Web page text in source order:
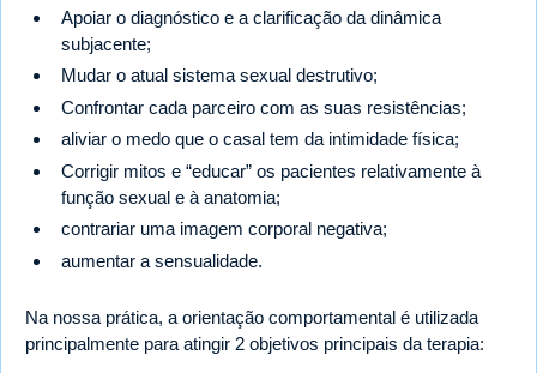
Apoiar o diagnóstico e a clarificação da dinâmica
subjacente;
Mudar o atual sistema sexual destrutivo;
Confrontar cada parceiro com as suas resistências;
aliviar o medo que o casal tem da intimidade física;
Corrigir mitos e “educar” os pacientes relativamente à
função sexual e à anatomia;
contrariar uma imagem corporal negativa;
aumentar a sensualidade.
Na nossa prática, a orientação comportamental é utilizada
principalmente para atingir 2 objetivos principais da terapia: